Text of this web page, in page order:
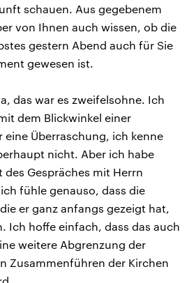
schauen. Aus gegebenem
von Ihnen auch wissen, ob die
gestern Abend auch für Sie
gewesen ist.
das war es zweifelsohne. Ich
dem Blickwinkel einer
eine Überraschung, ich kenne
nicht. Aber ich habe
des Gespräches mit Herrn
fühle genauso, dass die
er ganz anfangs gezeigt hat,
Ich hoffe einfach, dass das auch
weitere Abgrenzung der
Zusammenführen der Kirchen